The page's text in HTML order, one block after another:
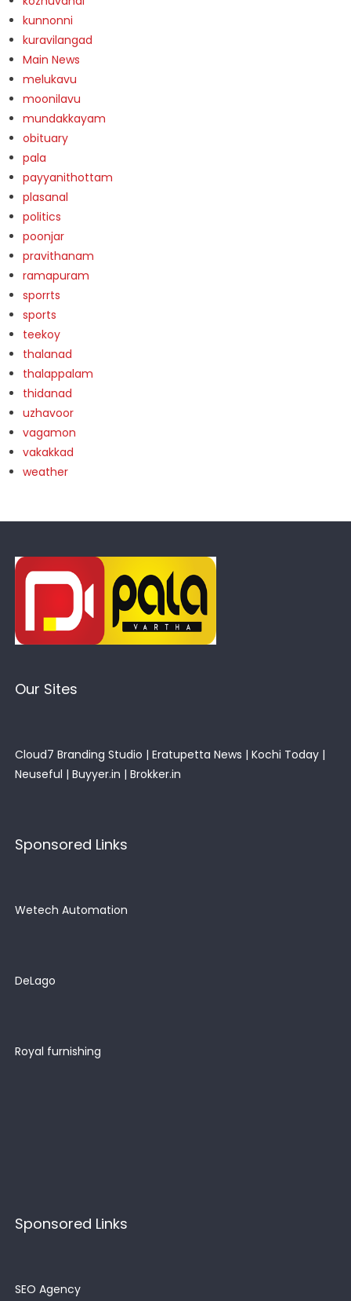
kunnonni
kuravilangad
Main News
melukavu
moonilavu
mundakkayam
obituary
pala
payyanithottam
plasanal
politics
poonjar
pravithanam
ramapuram
sporrts
sports
teekoy
thalanad
thalappalam
thidanad
uzhavoor
vagamon
vakakkad
weather
Our Sites
Cloud7 Branding Studio | Eratupetta News | Kochi Today |
Neuseful | Buyyer.in | Brokker.in
Sponsored Links
Wetech Automation
DeLago
Royal furnishing
Sponsored Links
SEO Agency